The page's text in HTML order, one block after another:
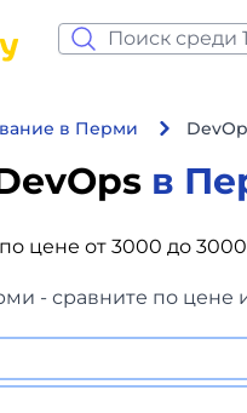
в Перми
в
по цене от 3000 до
- сравните по цене
аудио